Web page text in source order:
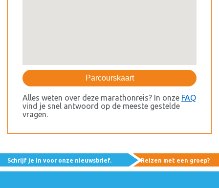
Parcourskaart
Alles weten over deze marathonreis? In onze FAQ
vind je snel antwoord op de meeste gestelde
vragen.
Schrijf je in voor onze nieuwsbrief. Reizen met een groep?